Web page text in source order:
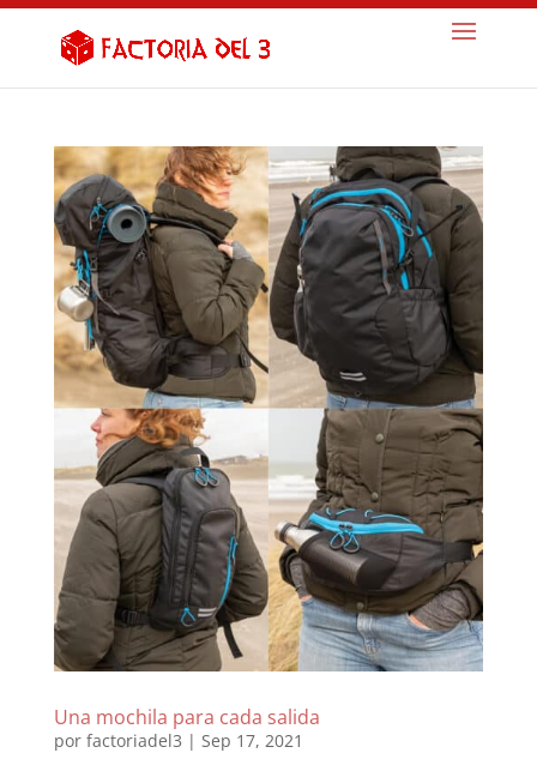
Una mochila para cada salida
por factoriadel3 | Sep 17, 2021